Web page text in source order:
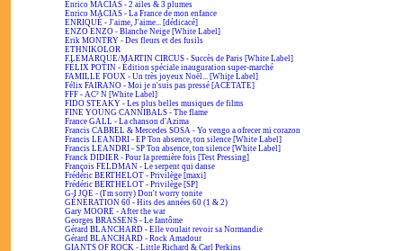
Enrico MACIAS - 2 ailes & 3 plumes
Enrico MACIAS - La France de mon enfance
ENRIQUÉ - J'aime, J'aime... [dédicacé]
ENZO ENZO - Blanche Neige [White Label]
Erik MONTRY - Des fleurs et des fusils
ETHNIKOLOR
F.LEMARQUE/MARTIN CIRCUS - Succès de Paris [White Label]
FÉLIX POTIN - Édition spéciale inauguration super-marché
FAMILLE FOUX - Un très joyeux Noël... [White Label]
Félix FAIRANO - Moi je n'suis pas pressé [ACÉTATE]
FFF - AC² N [White Label]
FIDO STEAKY - Les plus belles musiques de films
FINE YOUNG CANNIBALS - The flame
France GALL - La chanson d'Azima
Francis CABREL & Mercedes SOSA - Yo vengo a ofrecer mi corazon
Francis LEANDRI - EP Ton absence, ton silence [White Label]
Francis LEANDRI - SP Ton absence, ton silence [White Label]
Franck DIDIER - Pour la première fois [Test Pressing]
François FELDMAN - Le serpent qui danse
Frédéric BERTHELOT - Privilège [maxi]
Frédéric BERTHELOT - Privilège [SP]
G-I JOE - (I'm sorry) Don't worry tonite
GÉNÉRATION 60 - Hits des années 60 (1 & 2)
Gary MOORE - After the war
Georges BRASSENS - Le fantôme
Gérard BLANCHARD - Elle voulait revoir sa Normandie
Gérard BLANCHARD - Rock Amadour
GIANTS OF ROCK - Little Richard & Carl Perkins